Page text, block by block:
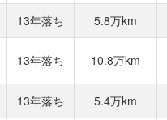
13年落ち 5.8万km
13年落ち 10.8万km
13年落ち 5.4万km